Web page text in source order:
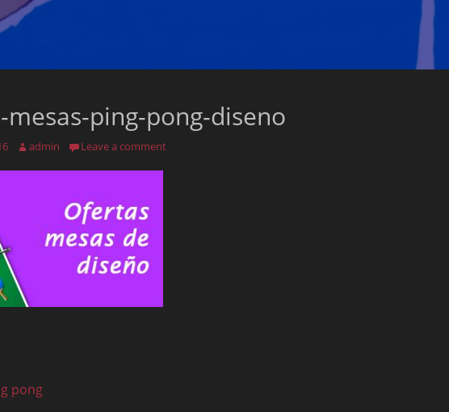
ping-pong-diseno
Author
admin Leave a comment
pong